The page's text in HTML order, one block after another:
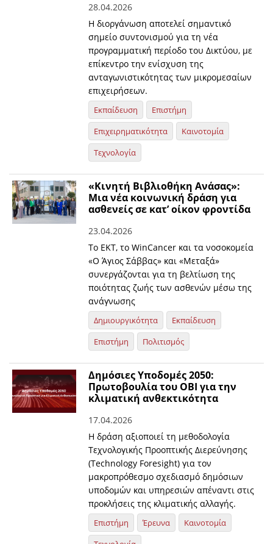
28.04.2026
Η διοργάνωση αποτελεί σημαντικό
σημείο συντονισμού για τη νέα
προγραμματική περίοδο του Δικτύου, με
επίκεντρο την ενίσχυση της
ανταγωνιστικότητας των μικρομεσαίων
επιχειρήσεων.
Εκπαίδευση
Επιστήμη
Επιχειρηματικότητα
Καινοτομία
Τεχνολογία
«Κινητή Βιβλιοθήκη Ανάσας»:
Μια νέα κοινωνική δράση για
ασθενείς σε κατ’ οίκον φροντίδα
23.04.2026
Το ΕΚΤ, το WinCancer και τα νοσοκομεία
«Ο Άγιος Σάββας» και «Μεταξά»
συνεργάζονται για τη βελτίωση της
ποιότητας ζωής των ασθενών μέσω της
ανάγνωσης
Δημιουργικότητα
Εκπαίδευση
Επιστήμη
Πολιτισμός
Δημόσιες Υποδομές 2050:
Πρωτοβουλία του ΟΒΙ για την
κλιματική ανθεκτικότητα
17.04.2026
Η δράση αξιοποιεί τη μεθοδολογία
Τεχνολογικής Προοπτικής Διερεύνησης
(Technology Foresight) για τον
μακροπρόθεσμο σχεδιασμό δημόσιων
υποδομών και υπηρεσιών απέναντι στις
προκλήσεις της κλιματικής αλλαγής.
Επιστήμη Έρευνα
Καινοτομία